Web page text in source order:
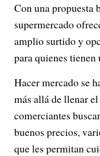
Con una propuesta
supermercado
amplio surtido y
para quienes
Hacer mercado se
más allá de llenar
comerciantes
buenos precios,
que les permitan